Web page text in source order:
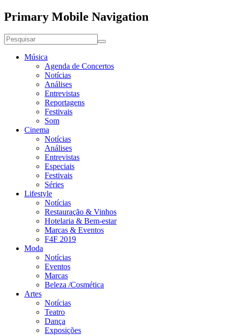
Primary Mobile Navigation
Música
Agenda de Concertos
Notícias
Análises
Entrevistas
Reportagens
Festivais
Som
Cinema
Notícias
Análises
Entrevistas
Especiais
Festivais
Séries
Lifestyle
Notícias
Restauração & Vinhos
Hotelaria & Bem-estar
Marcas & Eventos
F4F 2019
Moda
Notícias
Eventos
Marcas
Beleza /Cosmética
Artes
Notícias
Teatro
Dança
Exposições